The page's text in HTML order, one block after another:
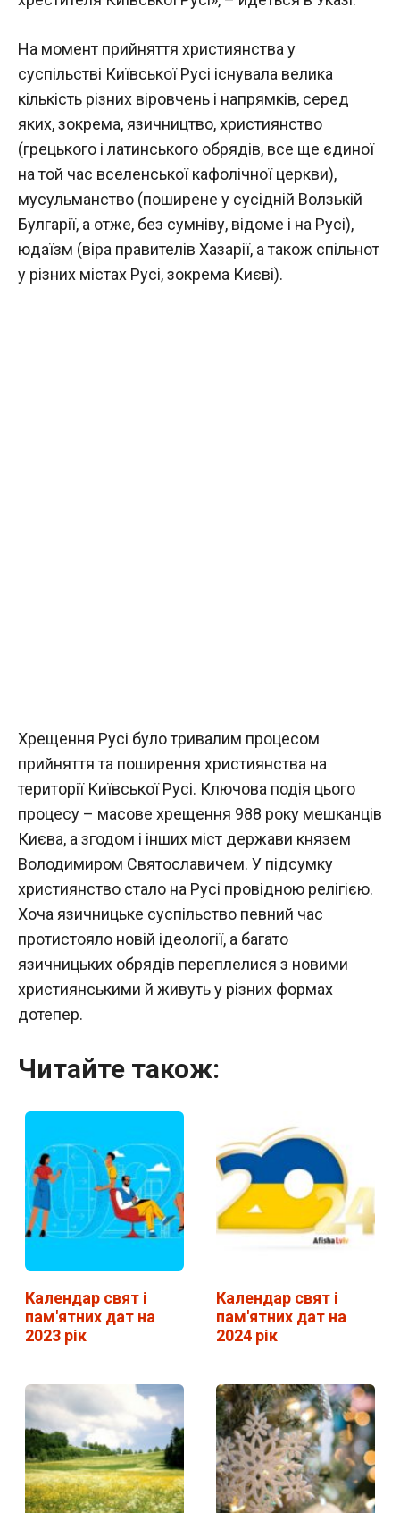
На момент прийняття християнства у
суспільстві Київської Русі існувала велика
кількість різних віровчень і напрямків, серед
яких, зокрема, язичництво, християнство
(грецького і латинського обрядів, все ще єдиної
на той час вселенської кафолічної церкви),
мусульманство (поширене у сусідній Волзькій
Булгарії, а отже, без сумніву, відоме і на Русі),
юдаїзм (віра правителів Хазарії, а також спільнот
у різних містах Русі, зокрема Києві).
Хрещення Русі було тривалим процесом
прийняття та поширення християнства на
території Київської Русі. Ключова подія цього
процесу – масове хрещення 988 року мешканців
Києва, а згодом і інших міст держави князем
Володимиром Святославичем. У підсумку
християнство стало на Русі провідною релігією.
Хоча язичницьке суспільство певний час
протистояло новій ідеології, а багато
язичницьких обрядів переплелися з новими
християнськими й живуть у різних формах
дотепер.
Читайте також:
Календар свят і
пам'ятних дат на
2023 рік
Календар свят і
пам'ятних дат на
2024 рік